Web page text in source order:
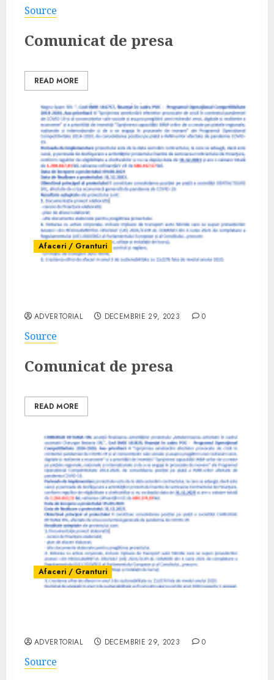
Source
Comunicat de presa
READ MORE
Afaceri / Granturi
ADVERTORIAL DECEMBRIE 29, 2023 0
Source
Comunicat de presa
READ MORE
Afaceri / Granturi
ADVERTORIAL DECEMBRIE 29, 2023 0
Source